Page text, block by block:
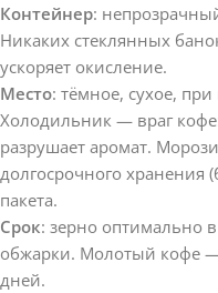
Контейнер:
Никаких стеклянных
ускоряет окисление.
Место: тёмное, сухое,
Холодильник — враг
разрушает аромат.
долгосрочного хранения
пакета.
Срок: зерно оптимально
обжарки. Молотый кофе
дней.